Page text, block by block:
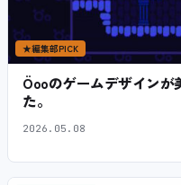
★編集部PICK
Öooのゲームデザイン
た。
2026.05.08